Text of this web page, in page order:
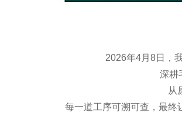
2026年4月 8日，
深耕
从
每一道工序可溯可查，最终